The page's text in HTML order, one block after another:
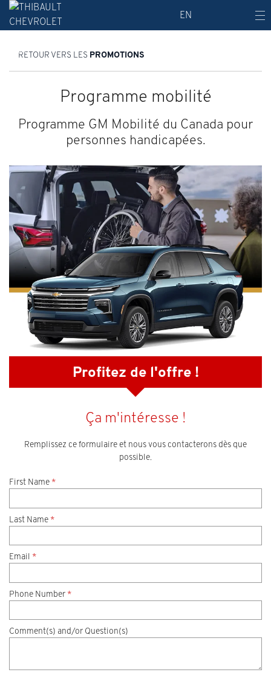
EN
RETOUR VERS LES PROMOTIONS
Programme mobilité
Programme GM Mobilité du Canada pour
personnes handicapées.
Profitez de l'offre !
Ça m'intéresse !
Remplissez ce formulaire et nous vous contacterons dès que
possible.
First Name *
Last Name *
Email *
Phone Number *
Comment(s) and/or Question(s)